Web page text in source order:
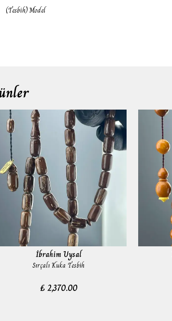
(Tesbih) Model
İbrahim Uysal
Sırçalı Kuka Tesbih
₺ 2,370.00